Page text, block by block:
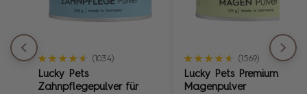
★★★★★
★★★★★ (1034)
Lucky Pets
Zahnpflegepulver für
★★★★★
★★★★★ (1569)
Lucky Pets Premium
Magenpulver